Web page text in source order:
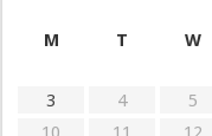
M
T W
3
4 5